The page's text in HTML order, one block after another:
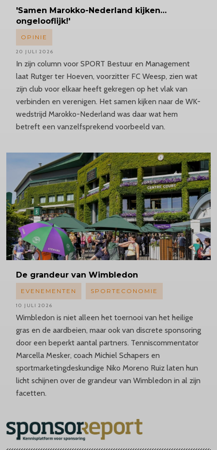
'Samen Marokko-Nederland kijken…
ongelooflijk!'
In zijn column voor SPORT Bestuur en Management
laat Rutger ter Hoeven, voorzitter FC Weesp, zien wat
zijn club voor elkaar heeft gekregen op het vlak van
verbinden en verenigen. Het samen kijken naar de WK-
wedstrijd Marokko-Nederland was daar wat hem
betreft een vanzelfsprekend voorbeeld van.
OPINIE
20 JULI 2026
De grandeur van Wimbledon
Wimbledon is niet alleen het toernooi van het heilige
gras en de aardbeien, maar ook van discrete sponsoring
door een beperkt aantal partners. Tenniscommentator
Marcella Mesker, coach Michiel Schapers en
sportmarketingdeskundige Niko Moreno Ruiz laten hun
licht schijnen over de grandeur van Wimbledon in al zijn
facetten.
EVENEMENTEN SPORTECONOMIE
10 JULI 2026